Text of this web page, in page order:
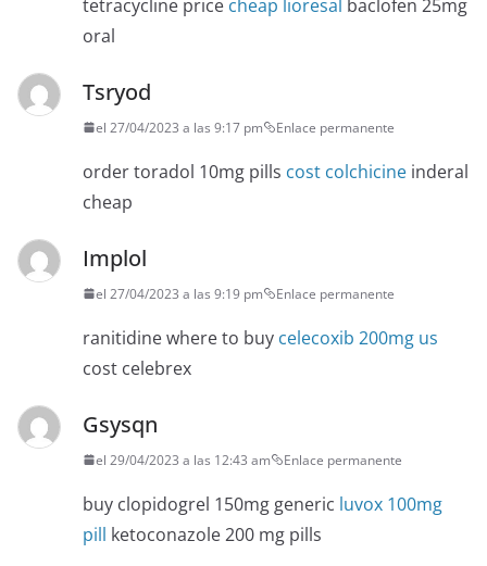
tetracycline price cheap lioresal baclofen 25mg
oral
Tsryod
el 27/04/2023 a las 9:17 pm Enlace permanente
order toradol 10mg pills cost colchicine inderal
cheap
Implol
el 27/04/2023 a las 9:19 pm Enlace permanente
ranitidine where to buy celecoxib 200mg us
cost celebrex
Gsysqn
el 29/04/2023 a las 12:43 am Enlace permanente
buy clopidogrel 150mg generic luvox 100mg
pill ketoconazole 200 mg pills